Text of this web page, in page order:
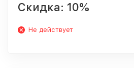
Скидка: 10%
Не действует